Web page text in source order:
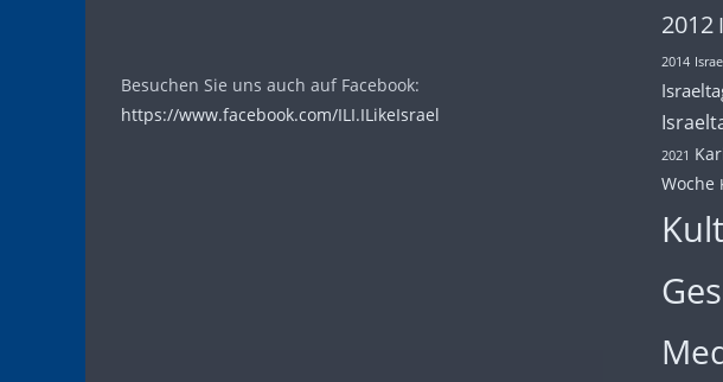
Besuchen Sie uns auch auf Facebook:
https://www.facebook.com/ILI.ILikeIsrael
2012
2014
2021
Woche